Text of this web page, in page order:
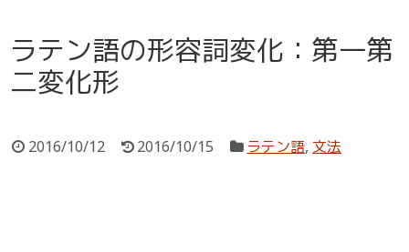
ラテン語の形容詞変化：第一第
二変化形
2016/10/12 2016/10/15 ラテン語, 文法